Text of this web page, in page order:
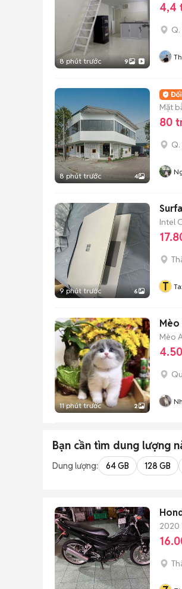
8 phút trước 9
4,4
8 phút trước 4
Mặt
80
Q.
9 phút trước 6
Intel
T
11 phút trước 2
Mèo
Mèo
Bạn cần tìm dung lượng
Dung lượng: 64 GB 128 GB
2020